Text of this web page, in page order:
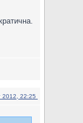
2012, 22:25